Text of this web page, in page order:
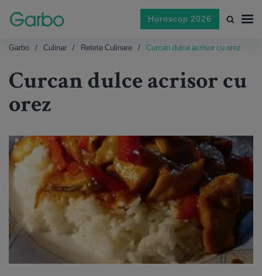
Horoscop 2026
Garbo Culinar Retete Culinare Curcan dulce acrisor cu orez
Curcan dulce acrisor cu
orez